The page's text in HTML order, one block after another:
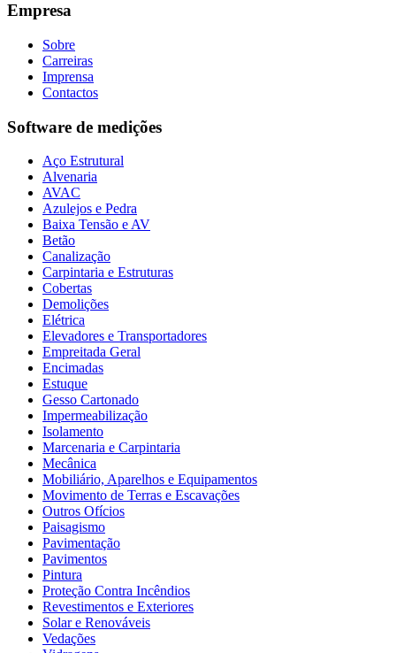
Empresa
Sobre
Carreiras
Imprensa
Contactos
Software de medições
Aço Estrutural
Alvenaria
AVAC
Azulejos e Pedra
Baixa Tensão e AV
Betão
Canalização
Carpintaria e Estruturas
Cobertas
Demolições
Elétrica
Elevadores e Transportadores
Empreitada Geral
Encimadas
Estuque
Gesso Cartonado
Impermeabilização
Isolamento
Marcenaria e Carpintaria
Mecânica
Mobiliário, Aparelhos e Equipamentos
Movimento de Terras e Escavações
Outros Ofícios
Paisagismo
Pavimentação
Pavimentos
Pintura
Proteção Contra Incêndios
Revestimentos e Exteriores
Solar e Renováveis
Vedações